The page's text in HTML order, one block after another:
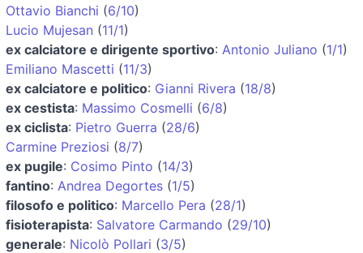
Ottavio Bianchi (6/10)
Lucio Mujesan (11/1)
ex calciatore e dirigente sportivo: Antonio Juliano (1/1)
Emiliano Mascetti (11/3)
ex calciatore e politico: Gianni Rivera (18/8)
ex cestista: Massimo Cosmelli (6/8)
ex ciclista: Pietro Guerra (28/6)
Carmine Preziosi (8/7)
ex pugile: Cosimo Pinto (14/3)
fantino: Andrea Degortes (1/5)
filosofo e politico: Marcello Pera (28/1)
fisioterapista: Salvatore Carmando (29/10)
generale: Nicolò Pollari (3/5)